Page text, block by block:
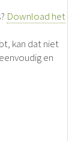
Download het
kan dat niet
en